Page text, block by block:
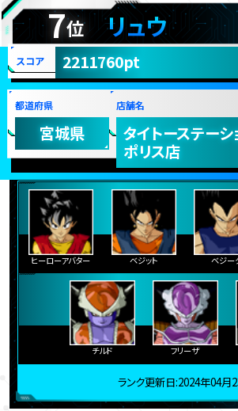
7位 リュウ
スコア 2211760pt
都道府県
宮城県
店舗名
タイトーステー
ポリス店
ヒーローアバター ベジット ベジー
チルド フリーザ
ランク更新日:2024年04月